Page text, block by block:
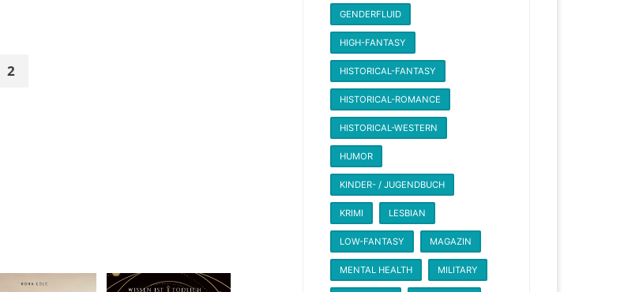
2
GENDERFLUID
HIGH-FANTASY
HISTORICAL-FANTASY
HISTORICAL-ROMANCE
HISTORICAL-WESTERN
HUMOR
KINDER- / JUGENDBUCH
KRIMI LESBIAN
LOW-FANTASY MAGAZIN
MENTAL HEALTH MILITARY